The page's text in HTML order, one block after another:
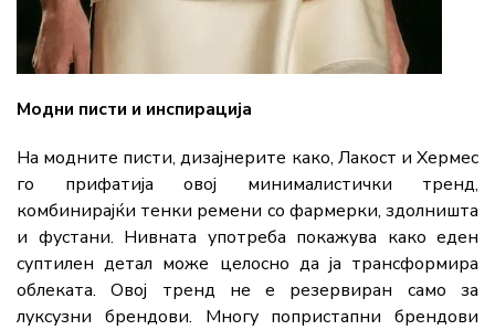
Модни писти и инспирација
На модните писти, дизајнерите како, Лакост и Хермес
го прифатија овој минималистички тренд,
комбинирајќи тенки ремени со фармерки, здолништа
и фустани. Нивната употреба покажува како еден
суптилен детал може целосно да ја трансформира
облеката. Овој тренд не е резервиран само за
луксузни брендови. Многу попристапни брендови